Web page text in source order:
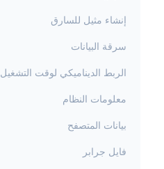
إنشاء مثيل للسارق
سرقة البيانات
الربط الديناميكي لوقت التشغيل
معلومات النظام
بيانات المتصفح
فايل جرابر